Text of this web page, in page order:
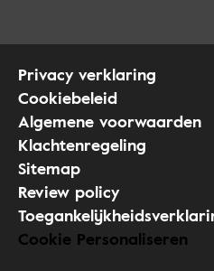
Privacy verklaring
Cookiebeleid
Algemene voorwaarden
Klachtenregeling
Sitemap
Review policy
Cookie Personaliseren